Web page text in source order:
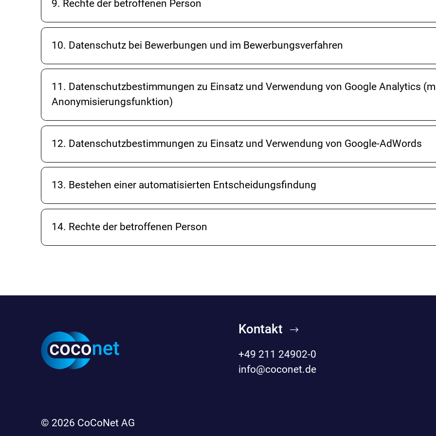
9. Rechte der betroffenen Person
10. Datenschutz bei Bewerbungen und im Bewerbungsverfahren
11. Datenschutzbestimmungen zu Einsatz und Verwendung von Google Analytics
Anonymisierungsfunktion)
12. Datenschutzbestimmungen zu Einsatz und Verwendung von Google-AdWords
13. Bestehen einer automatisierten Entscheidungsfindung
14. Rechte der betroffenen Person
Kontakt
+49 211 24902-0
info@coconet.de
© 2026 CoCoNet AG